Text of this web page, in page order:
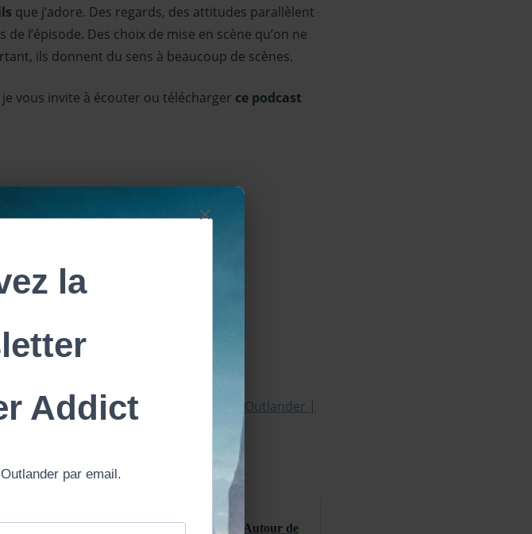
que j’adore. Des regards, des attitudes parallèlent
l’épisode. Des choix de mise en scène qu’on ne
ils donnent du sens à beaucoup de scènes.
vous invite à écouter ou télécharger ce podcast
Addict
à l’autre
sûrement
Outlander saison 8 | Autour de
×